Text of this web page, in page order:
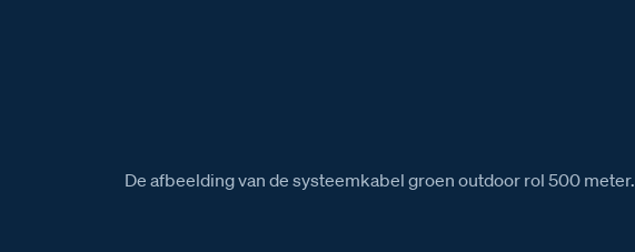
De afbeelding van de systeemkabel groen outdoor rol 500 meter.